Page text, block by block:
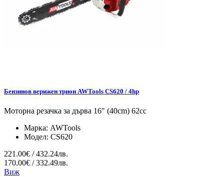
Бензинов верижен трион AWTools CS620 / 4hp
Моторна резачка за дърва 16" (40cm) 62cc
Марка: AWTools
Модел: CS620
221.00€ / 432.24лв.
170.00€ / 332.49лв.
Виж